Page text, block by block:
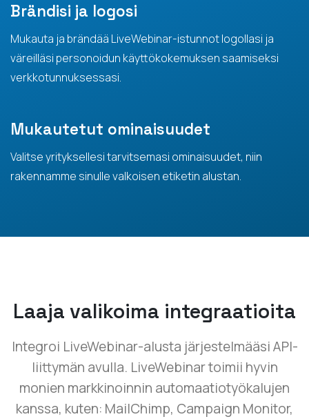
Brändisi ja logosi
Mukauta ja brändää LiveWebinar-istunnot logollasi ja
väreilläsi personoidun käyttökokemuksen saamiseksi
verkkotunnuksessasi.
Mukautetut ominaisuudet
Valitse yrityksellesi tarvitsemasi ominaisuudet, niin
rakennamme sinulle valkoisen etiketin alustan.
Laaja valikoima integraatioita
Integroi LiveWebinar-alusta järjestelmääsi API-
liittymän avulla. LiveWebinar toimii hyvin
monien markkinoinnin automaatiotyökalujen
kanssa, kuten: MailChimp, Campaign Monitor,